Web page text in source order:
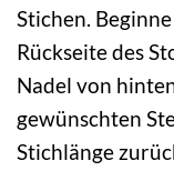
Stichen.
Rückseite des
Nadel von
gewünschten
Stichlänge